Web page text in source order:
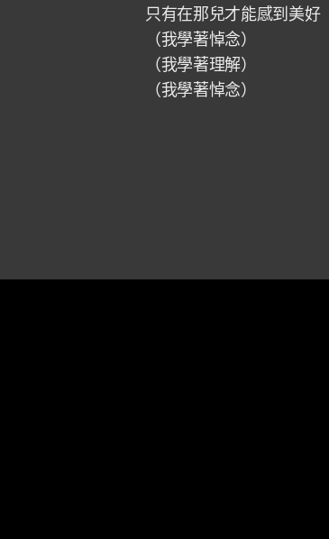
只有在那兒才能感到美好
（我學著悼念）
（我學著理解）
（我學著悼念）